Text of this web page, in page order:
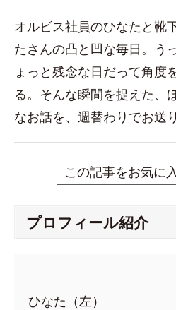
オルビス社員のひなたと靴
たさんの凸と凹な毎日。う
ょっと残念な日だって角度
る。そんな瞬間を捉えた、
なお話を、週替わりでお送
この記事をお気に
プロフィール紹介
ひなた（左）